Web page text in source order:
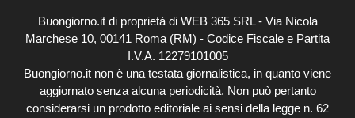
Buongiorno.it di proprietà di WEB 365 SRL - Via Nicola
Marchese 10, 00141 Roma (RM) - Codice Fiscale e Partita
I.V.A. 12279101005
Buongiorno.it non è una testata giornalistica, in quanto viene
aggiornato senza alcuna periodicità. Non può pertanto
considerarsi un prodotto editoriale ai sensi della legge n. 62